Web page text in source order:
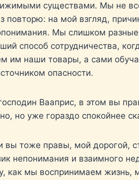
существами. Мы не
повторю: на мой взгляд,
Мы слишком
способ сотрудничества,
им наши товары, а сами
опасности.
Вааприс, в этом вы
но уже гораздо спокойнее
тоже правы, мой дорогой,
непонимания и взаимного
как мы воспринимаем жизнь,